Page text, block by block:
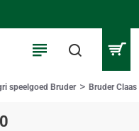
speelgoed Bruder Bruder